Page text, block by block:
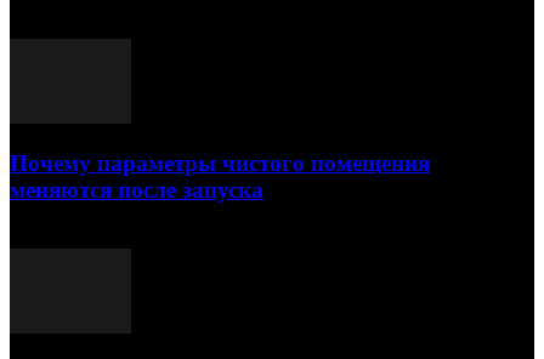
Почему параметры чистого помещения
меняются после запуска